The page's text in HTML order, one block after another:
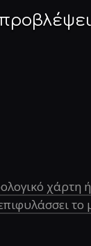
χάρτη
το